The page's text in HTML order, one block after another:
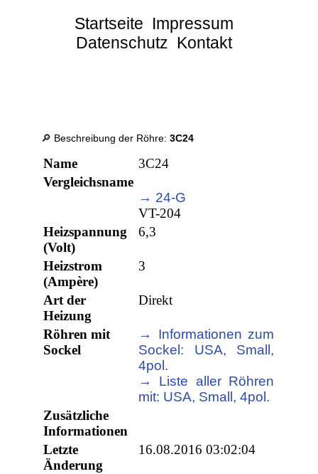
Startseite Impressum
Datenschutz Kontakt
🔎 Beschreibung der Röhre:3C24
Name
3C24
Vergleichsname
→ 24-G
VT-204
Heizspannung
(Volt)
6,3
Heizstrom
(Ampère)
3
Art der
Heizung
Direkt
Röhren mit
Sockel
→ Informationen zum
Sockel: USA, Small,
4pol.
→ Liste aller Röhren
mit: USA, Small, 4pol.
Zusätzliche
Informationen
Letzte
Änderung
16.08.2016 03:02:04